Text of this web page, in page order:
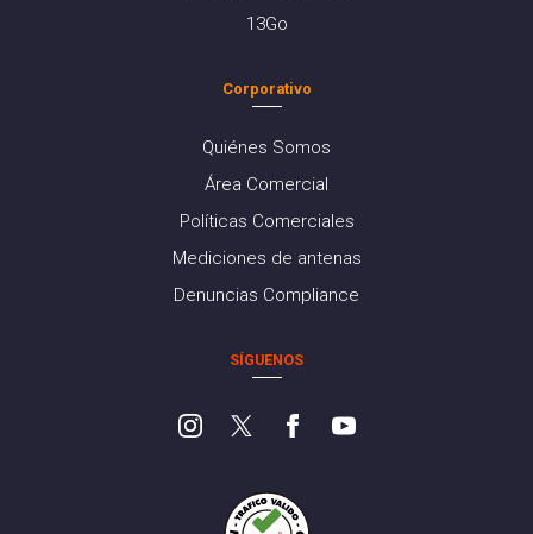
13Go
Corporativo
Quiénes Somos
Área Comercial
Políticas Comerciales
Mediciones de antenas
Denuncias Compliance
SÍGUENOS